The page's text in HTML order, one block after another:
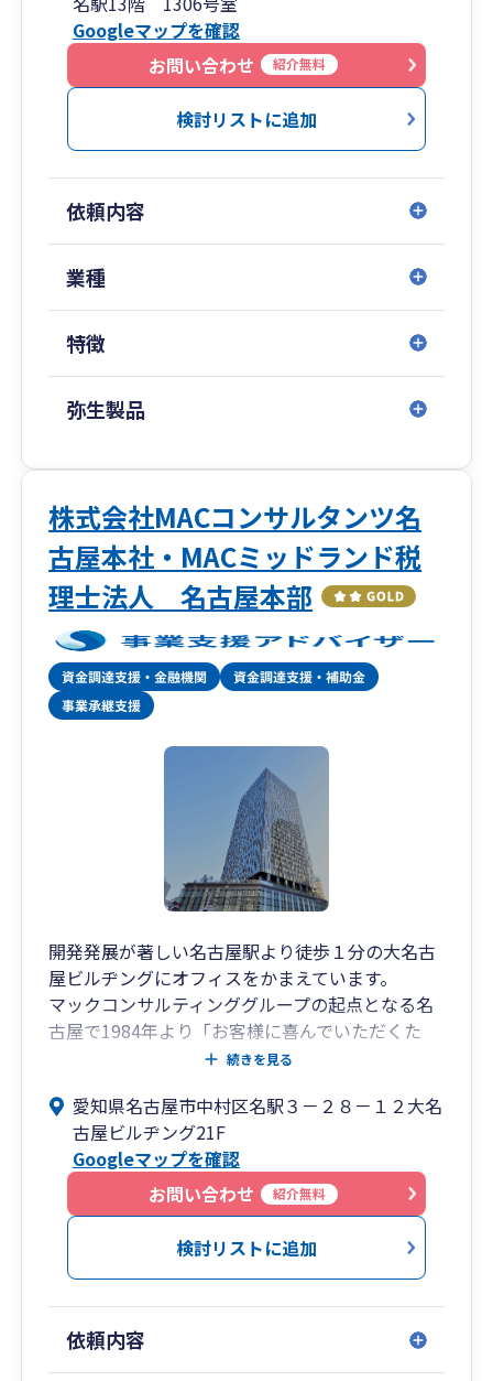
を理解している税理士は少ないと思います。それ
だけサービスに磨きをかけています。
ご興味を持って頂けましたら、是非一度お気軽に
お問い合わせください。
Googleマップを確認
お問い合わせ
紹介無料
検討リストに追加
依頼内容
業種
特徴
弥生製品
株式会社MACコンサルタンツ名
古屋本社・MACミッドランド税
理士法人 名古屋本部
開発発展が著しい名古屋駅より徒歩１分の大名古
屋ビルヂングにオフィスをかまえています。
マックコンサルティンググループの起点となる名
古屋で1984年より「お客様に喜んでいただくた
め」のサービスを提供し続けてきました。
策をはじめとした様々なサービスをご用意してお
ります。
続きを見る
愛知県名古屋市中村区名駅３－２８－１２大名
古屋ビルヂング21F
Googleマップを確認
お問い合わせ
紹介無料
検討リストに追加
依頼内容